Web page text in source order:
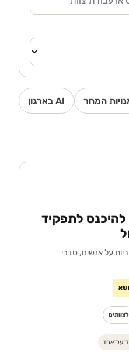
המחר AI בארגון
לתפקיד
על אנשים, סדרי
לצוותים